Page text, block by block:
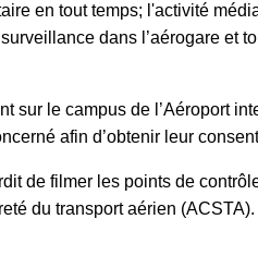
en tout temps; l'activité
dans l’aérogare et
le campus de l’Aéroport
afin d’obtenir leur
de filmer les points de
du transport aérien (ACSTA).